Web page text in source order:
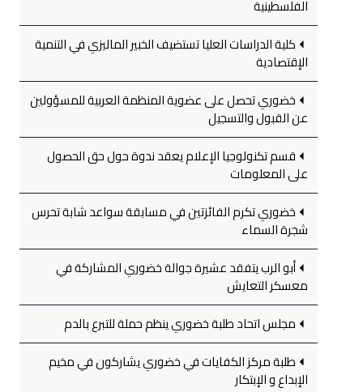
الفلسطينية
كلية الدراسات العليا تستضيف الخبير الماليزي في التنمية
الإقتصادية
خضوري تحصل على عضوية المنظمة العربية للمسؤولين
عن القبول والتسجيل
قسم تكنولوجيا الإعلام يعقد ندوة حول حق الحصول
على المعلومات
خضوري تكرم الفائزتين في مسابقة سواعد شابة تحرس
شجرة السماء
أبو الرب يتفقد عشيرة جوالة خضوري المشاركة في
معسكر التعايش
مجلس اتحاد طلبة خضوري ينظم حملة للتبرع بالدم
طلبة مركز الكفايات في خضوري يشاركون في مخيم
الإبداع و الإبتكار